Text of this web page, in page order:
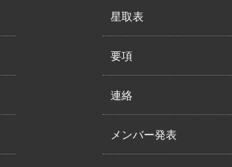
星取表
要項
連絡
メンバー発表